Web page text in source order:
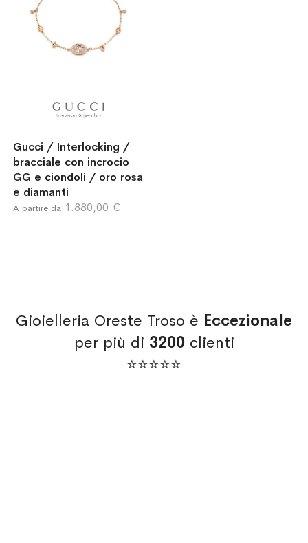
Gucci / Interlocking /
bracciale con incrocio
GG e ciondoli / oro rosa
e diamanti
A partire da 1.880,00 €
Gioielleria Oreste Troso è Eccezionale
per più di 3200clienti
⭐⭐⭐⭐⭐